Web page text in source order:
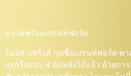
ความพร้อมเบรนท์ฟอร์ด
โธมัส แฟร้งค์ กุนซือเบรนท์ฟอร์ด พ
แรกในรอบ 4 นัดหลังได้แล้ว ด้วยการ